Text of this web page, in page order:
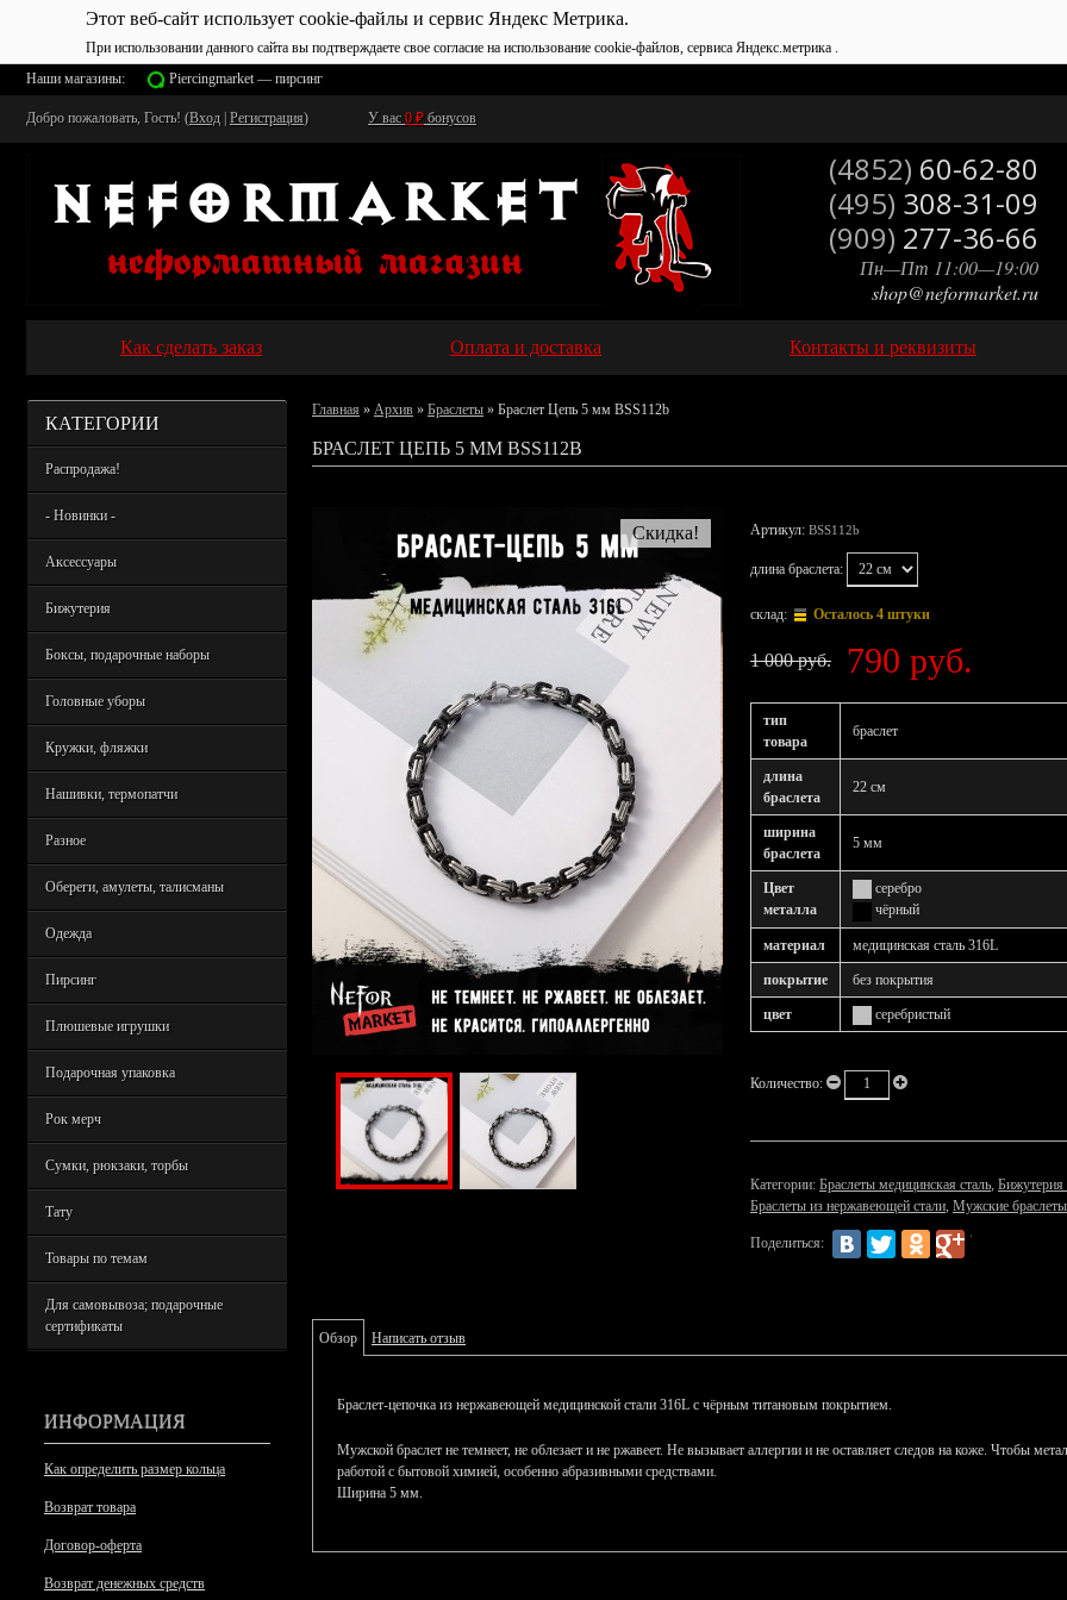
Этот веб-сайт использует cookie-файлы и сервис Яндекс Метрика.
При использовании данного сайта вы подтверждаете свое согласие на использование cookie-файлов, сервиса Яндекс.метрика .
Наши магазины: Piercingmarket — пирсинг
Добро пожаловать, Гость! (Вход Регистрация) У вас 0 ₽ бонусов
(4852) 60-62-80
(495) 308-31-09
(909) 277-36-66
Пн—Пт 11:00—19:00
shop@neformarket.ru
Как сделать заказ Оплата и доставка Контакты и реквизиты
КАТЕГОРИИ
Распродажа!
- Новинки -
Аксессуары
Бижутерия
Боксы, подарочные наборы
Головные уборы
Кружки, фляжки
Нашивки, термопатчи
Разное
Обереги, амулеты, талисманы
Одежда
Пирсинг
Плюшевые игрушки
Подарочная упаковка
Рок мерч
Сумки, рюкзаки, торбы
Тату
Товары по темам
Для самовывоза; подарочные
сертификаты
ИНФОРМАЦИЯ
Как определить размер кольца
Возврат товара
Договор-оферта
Возврат денежных средств
Главная » Архив » Браслеты » Браслет Цепь 5 мм BSS112b
БРАСЛЕТ ЦЕПЬ 5 ММ BSS112B
Скидка! Артикул: BSS112b
длина браслета:
склад: Осталось 4 штуки
1 000 руб. 790 руб.
тип
товара
браслет
длина
браслета
22 см
ширина
браслета
5 мм
Цвет
металла
серебро
чёрный
материал медицинская сталь 316L
покрытие без покрытия
цвет серебристый
Количество:
Категории: Браслеты медицинская сталь, Бижутерия
Браслеты из нержавеющей стали, Мужские браслеты
Поделиться:
Обзор Написать отзыв
Браслет-цепочка из нержавеющей медицинской стали 316L с чёрным титановым покрытием.
Мужской браслет не темнеет, не облезает и не ржавеет. Не вызывает аллергии и не оставляет следов на коже. Чтобы
работой с бытовой химией, особенно абразивными средствами.
Ширина 5 мм.